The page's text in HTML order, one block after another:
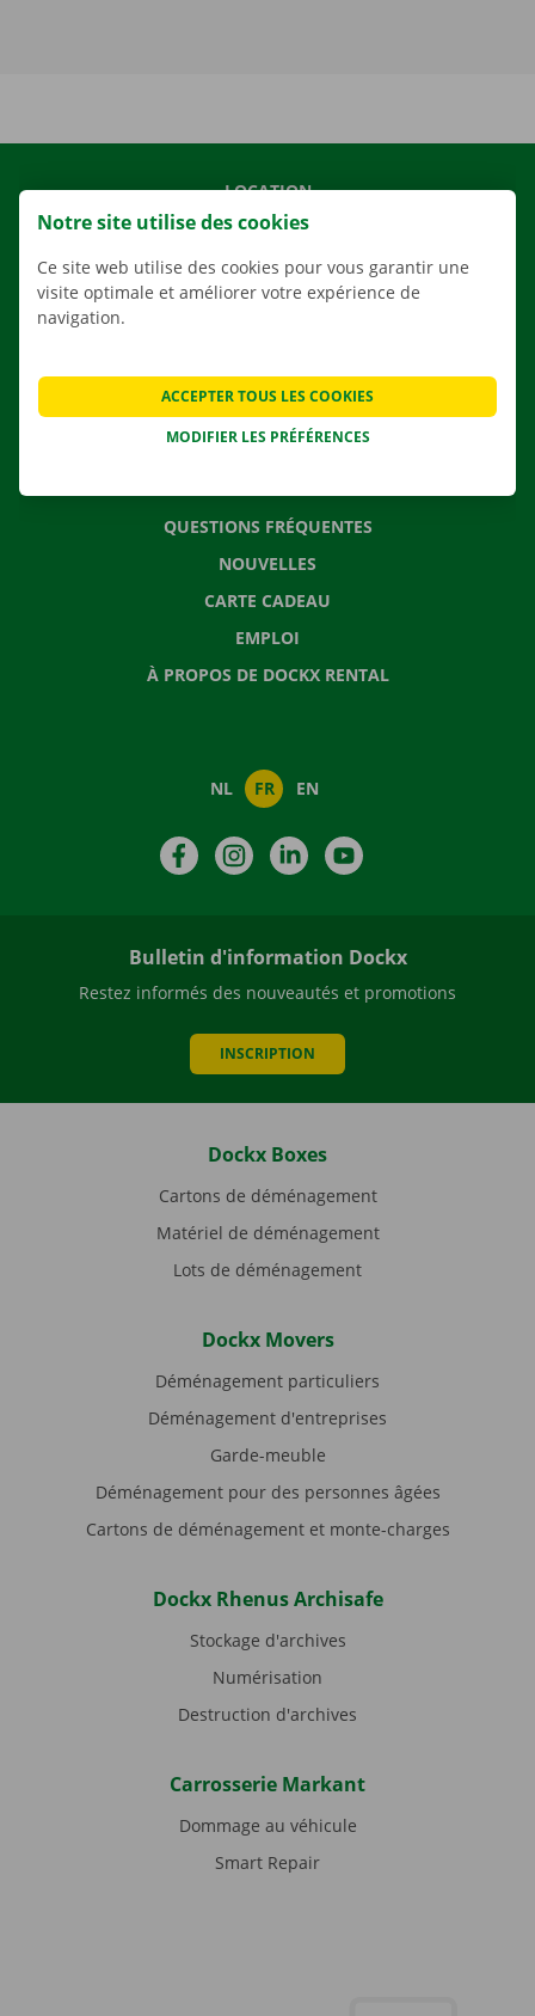
LOCATION
NOS VÉHICULES
NOS SERVICES
AGENCES
SOLUTIONS DE DÉMÉNAGEMENT
QUESTIONS FRÉQUENTES
NOUVELLES
CARTE CADEAU
EMPLOI
À PROPOS DE DOCKX RENTAL
NL FR EN
FacebookInstagramLinkedIn
Bulletin d'information Dockx
Restez informés des nouveautés et promotions
INSCRIPTION
Dockx Boxes
Cartons de déménagement
Matériel de déménagement
Lots de déménagement
Dockx Movers
Déménagement particuliers
Déménagement d'entreprises
Garde-meuble
Déménagement pour des personnes âgées
Cartons de déménagement et monte-charges
Dockx Rhenus Archisafe
Stockage d'archives
Numérisation
Destruction d'archives
Carrosserie Markant
Dommage au véhicule
Smart Repair
Notre site utilise des cookies
Ce site web utilise des cookies pour vous garantir une
visite optimale et améliorer votre expérience de
navigation.
MODIFIER LES PRÉFÉRENCES
ACCEPTER TOUS LES COOKIES